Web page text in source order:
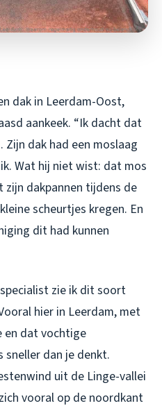
dak in Leerdam-Oost,
aankeek. “Ik dacht dat
Zijn dak had een moslaag
Wat hij niet wist: dat mos
dakpannen tijdens de
scheurtjes kregen. En
dit had kunnen
specialist zie ik dit soort
hier in Leerdam, met
en dat vochtige
dan je denkt.
uit de Linge-vallei
vooral op de noordkant